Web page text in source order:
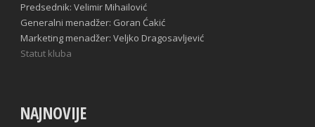
Predsednik: Velimir Mihailović
Generalni menadžer: Goran Ćakić
Marketing menadžer: Veljko Dragosavljević
Statut kluba
NAJNOVIJE